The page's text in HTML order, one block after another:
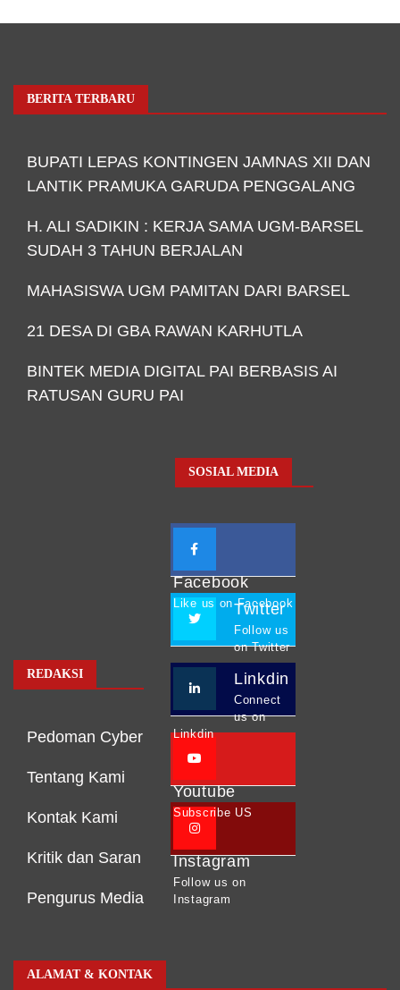
BERITA TERBARU
BUPATI LEPAS KONTINGEN JAMNAS XII DAN
LANTIK PRAMUKA GARUDA PENGGALANG
H. ALI SADIKIN : KERJA SAMA UGM-BARSEL
SUDAH 3 TAHUN BERJALAN
MAHASISWA UGM PAMITAN DARI BARSEL
21 DESA DI GBA RAWAN KARHUTLA
BINTEK MEDIA DIGITAL PAI BERBASIS AI
RATUSAN GURU PAI
REDAKSI
Pedoman Cyber
Tentang Kami
Kontak Kami
Kritik dan Saran
Pengurus Media
SOSIAL MEDIA
Facebook
Like us on Facebook
Twitter
Follow us
on Twitter
Linkdin
Connect
us on
Linkdin
Youtube
Subscribe US
Instagram
Follow us on
Instagram
ALAMAT & KONTAK